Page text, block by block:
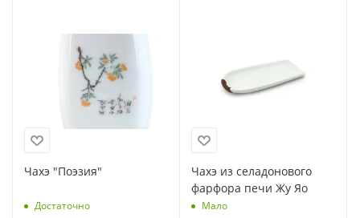
Чахэ "Поэзия"
Достаточно
Чахэ из селадонового
фарфора печи Жу Яо
Мало